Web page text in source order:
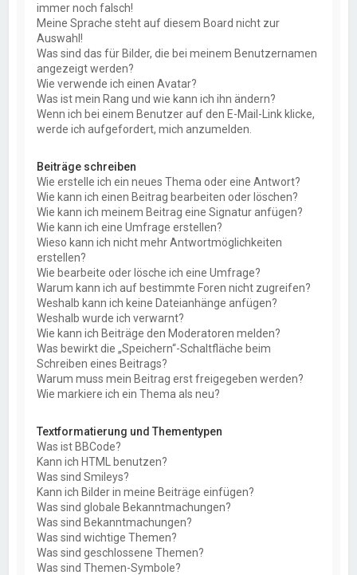
immer noch falsch!
Meine Sprache steht auf diesem Board nicht zur
Auswahl!
Was sind das für Bilder, die bei meinem Benutzernamen
angezeigt werden?
Wie verwende ich einen Avatar?
Was ist mein Rang und wie kann ich ihn ändern?
Wenn ich bei einem Benutzer auf den E-Mail-Link klicke,
werde ich aufgefordert, mich anzumelden.
Beiträge schreiben
Wie erstelle ich ein neues Thema oder eine Antwort?
Wie kann ich einen Beitrag bearbeiten oder löschen?
Wie kann ich meinem Beitrag eine Signatur anfügen?
Wie kann ich eine Umfrage erstellen?
Wieso kann ich nicht mehr Antwortmöglichkeiten
erstellen?
Wie bearbeite oder lösche ich eine Umfrage?
Warum kann ich auf bestimmte Foren nicht zugreifen?
Weshalb kann ich keine Dateianhänge anfügen?
Weshalb wurde ich verwarnt?
Wie kann ich Beiträge den Moderatoren melden?
Was bewirkt die „Speichern“-Schaltfläche beim
Schreiben eines Beitrags?
Warum muss mein Beitrag erst freigegeben werden?
Wie markiere ich ein Thema als neu?
Textformatierung und Thementypen
Was ist BBCode?
Kann ich HTML benutzen?
Was sind Smileys?
Kann ich Bilder in meine Beiträge einfügen?
Was sind globale Bekanntmachungen?
Was sind Bekanntmachungen?
Was sind wichtige Themen?
Was sind geschlossene Themen?
Was sind Themen-Symbole?